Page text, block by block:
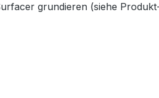
grundieren (siehe